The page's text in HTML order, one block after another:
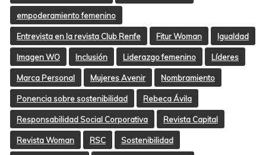
empoderamiento femenino
Entrevista en la revista Club Renfe Fitur Woman Igualdad
Imagen WO Inclusión Liderazgo femenino Líderes
Marca Personal Mujeres Avenir Nombramiento
Ponencia sobre sostenibilidad Rebeca Ávila
Responsabilidad Social Corporativa Revista Capital
Revista Woman RSC Sostenibilidad